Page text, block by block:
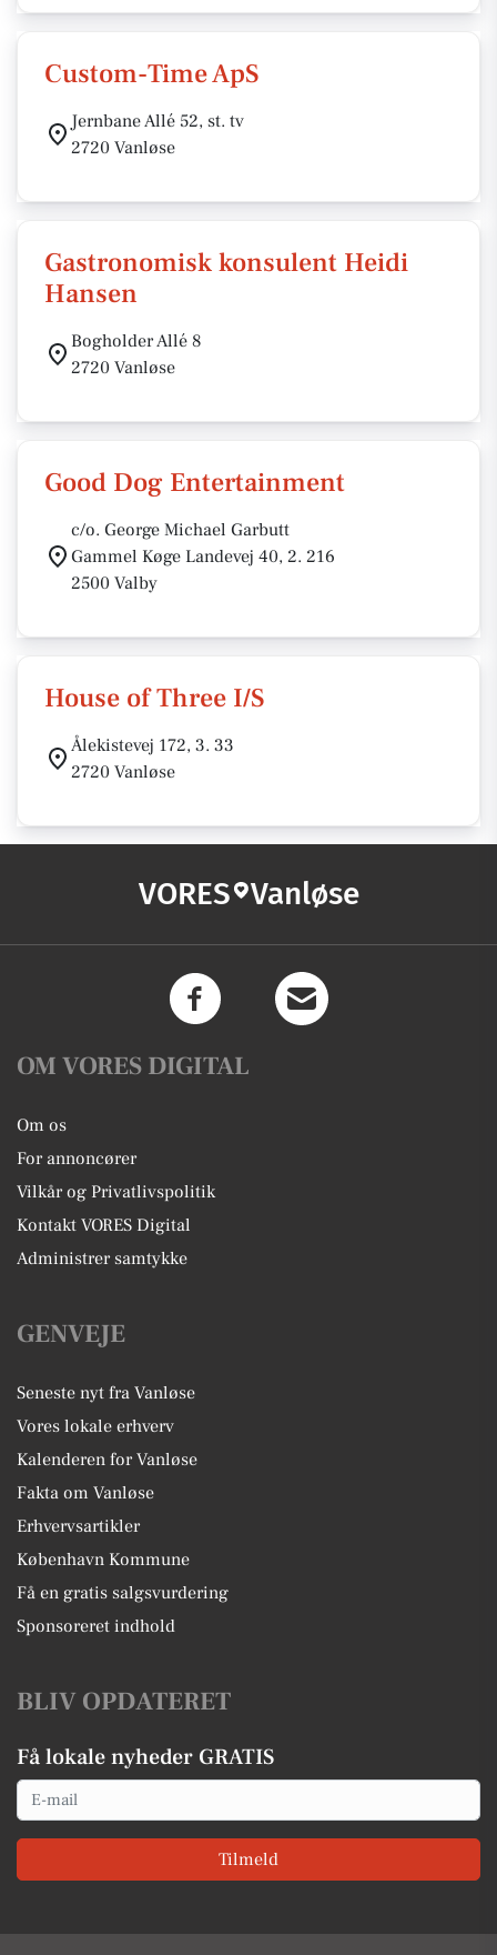
Custom-Time ApS
Jernbane Allé 52, st. tv
2720 Vanløse
Gastronomisk konsulent Heidi
Hansen
Bogholder Allé 8
2720 Vanløse
Good Dog Entertainment
c/o. George Michael Garbutt
Gammel Køge Landevej 40, 2. 216
2500 Valby
House of Three I/S
Ålekistevej 172, 3. 33
2720 Vanløse
VORES Vanløse
OM VORES DIGITAL
Om os
For annoncører
Vilkår og Privatlivspolitik
Kontakt VORES Digital
Administrer samtykke
GENVEJE
Seneste nyt fra Vanløse
Vores lokale erhverv
Kalenderen for Vanløse
Fakta om Vanløse
Erhvervsartikler
København Kommune
Få en gratis salgsvurdering
Sponsoreret indhold
BLIV OPDATERET
Få lokale nyheder GRATIS
Email
Tilmeld